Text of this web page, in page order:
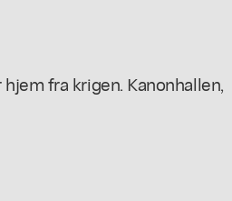
fra krigen. Kanonhallen,